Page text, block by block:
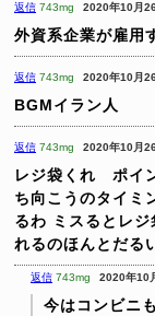
返信 743mg 2020年10月
外資系企業が雇用
返信 743mg 2020年10月
BGMイラン人
返信 743mg 2020年10月
レジ袋くれ ポイ
ち向こうのタイミ
るわ ミスるとレ
れるのほんとだる
返信 743mg 2020年10
今はコンビニ